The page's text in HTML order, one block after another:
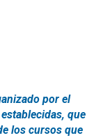
por el
que
los cursos que